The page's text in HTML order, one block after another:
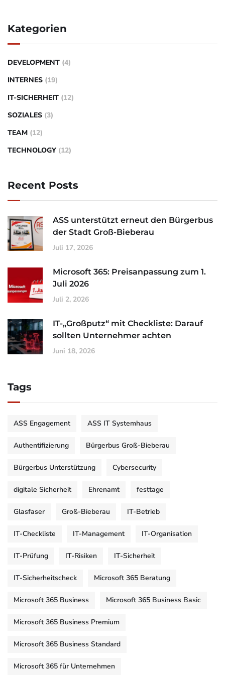
Kategorien
DEVELOPMENT (4)
INTERNES (19)
IT-SICHERHEIT (12)
SOZIALES (3)
TEAM (12)
TECHNOLOGY (12)
Recent Posts
ASS unterstützt erneut den Bürgerbus
der Stadt Groß-Bieberau
Juli 17, 2026
Microsoft 365: Preisanpassung zum 1.
Juli 2026
Juli 2, 2026
IT-„Großputz“ mit Checkliste: Darauf
sollten Unternehmer achten
Juni 18, 2026
Tags
ASS Engagement ASS IT Systemhaus
Authentifizierung Bürgerbus Groß-Bieberau
Bürgerbus Unterstützung Cybersecurity
digitale Sicherheit Ehrenamt festtage
Glasfaser Groß-Bieberau IT-Betrieb
IT-Checkliste IT-Management IT-Organisation
IT-Prüfung IT-Risiken IT-Sicherheit
IT-Sicherheitscheck Microsoft 365 Beratung
Microsoft 365 Business Microsoft 365 Business Basic
Microsoft 365 Business Premium
Microsoft 365 Business Standard
Microsoft 365 für Unternehmen